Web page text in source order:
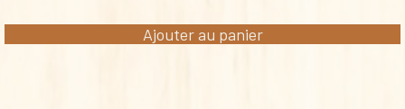
Ajouter au panier